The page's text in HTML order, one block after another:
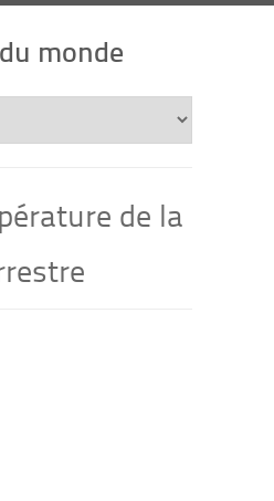
monde
de la